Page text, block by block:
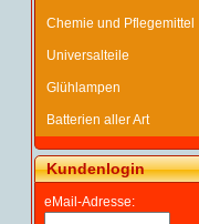
Chemie und Pflegemittel
Universalteile
Glühlampen
Batterien aller Art
Kundenlogin
eMail-Adresse: